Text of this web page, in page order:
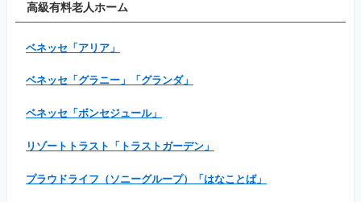
高級有料老人ホーム
ベネッセ「アリア」
ベネッセ「グラニー」「グランダ」
ベネッセ「ボンセジュール」
リゾートトラスト「トラストガーデン」
プラウドライフ（ソニーグループ）「はなことば」